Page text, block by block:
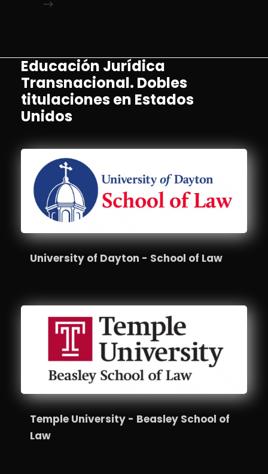
Educación Jurídica
Transnacional. Dobles
titulaciones en Estados
Unidos
University of Dayton - School of Law
Temple University - Beasley School of
Law